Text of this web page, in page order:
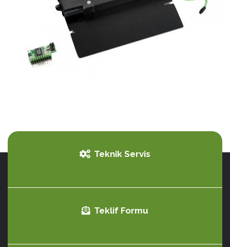
Teknik Servis
Teklif Formu